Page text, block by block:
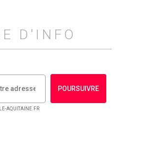
D'INFO
POURSUIVRE
AQUITAINE.FR